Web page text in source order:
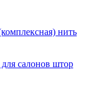
нить
салонов штор